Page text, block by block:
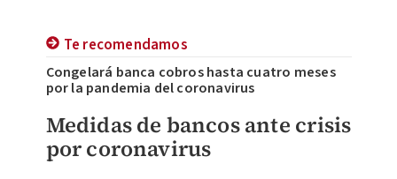
Te recomendamos
Congelará banca cobros hasta cuatro meses
por la pandemia del coronavirus
Medidas de bancos ante crisis
por coronavirus